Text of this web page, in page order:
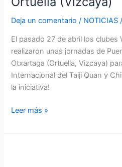
Deja un comentario / NOTICIAS /
El pasado 27 de abril los clubes
realizaron unas jornadas de
Otxartaga (Ortuella, Vizcaya)
Internacional del Taiji Quan y
la iniciativa!
Quan
Ortuella
(Vizcaya)
Leer más »